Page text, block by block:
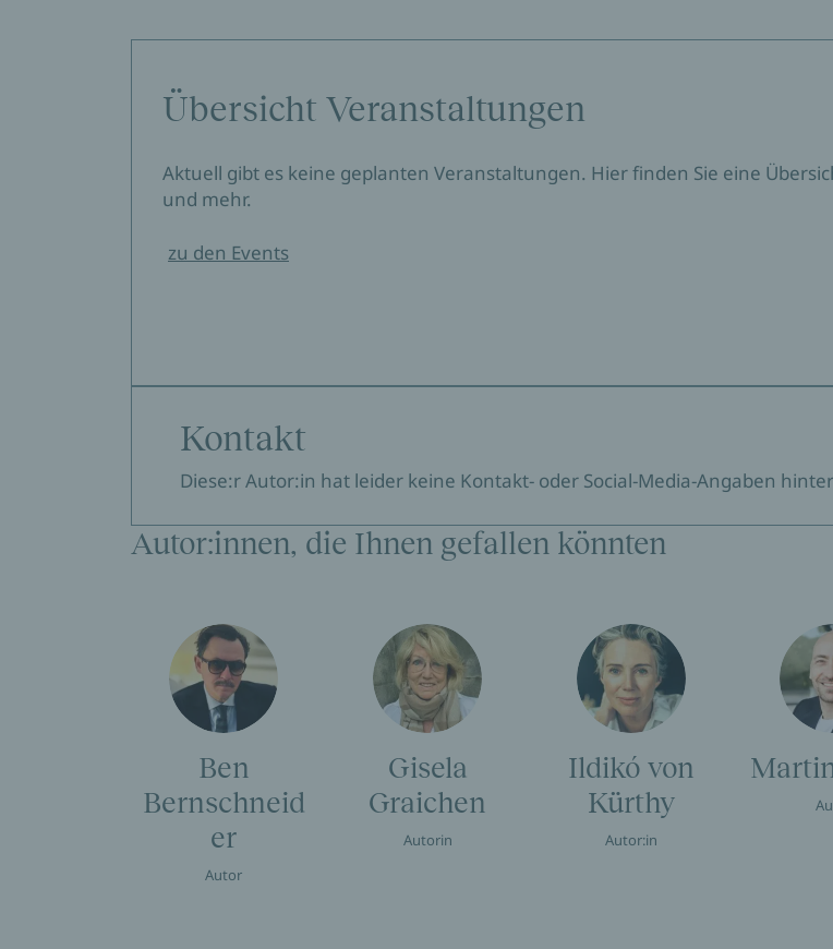
Übersicht Veranstaltungen
Aktuell gibt es keine geplanten Veranstaltungen. Hier finden Sie eine
und mehr.
zu den Events
Kontakt
Diese:r Autor:in hat leider keine Kontakt- oder Social-Media-Angaben
Autor:innen, die Ihnen gefallen könnten
Ben
Bernschneid
er
Autor
Gisela
Graichen
Autorin
Ildikó von
Kürthy
Autor:in